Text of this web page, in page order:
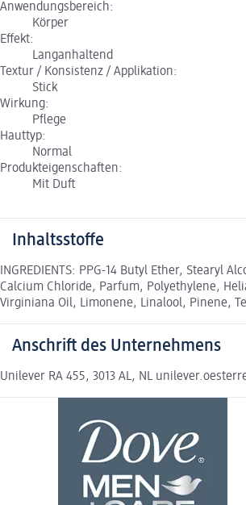
Anwendungsbereich:
Körper
Effekt:
Langanhaltend
Textur / Konsistenz / Applikation:
Stick
Wirkung:
Pflege
Hauttyp:
Normal
Produkteigenschaften:
Mit Duft
Inhaltsstoffe
INGREDIENTS: PPG-14 Butyl Ether, Stearyl
Calcium Chloride, Parfum, Polyethylene,
Virginiana Oil, Limonene, Linalool, Pinene,
Anschrift des Unternehmens
Unilever RA 455, 3013 AL, NL